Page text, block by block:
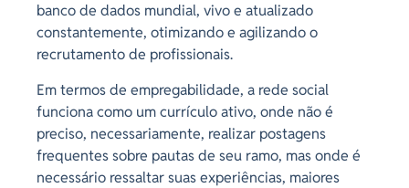
banco de dados mundial, vivo e atualizado
constantemente, otimizando e agilizando o
recrutamento de profissionais.
Em termos de empregabilidade, a rede social
funciona como um currículo ativo, onde não é
preciso, necessariamente, realizar postagens
frequentes sobre pautas de seu ramo, mas onde é
necessário ressaltar suas experiências, maiores